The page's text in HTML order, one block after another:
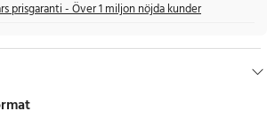
prisgaranti - Över 1 miljon nöjda kunder